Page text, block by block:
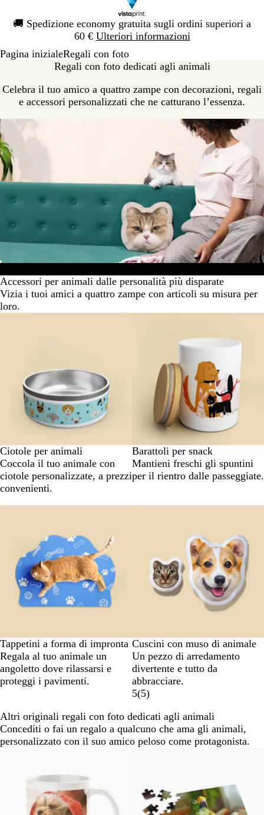
🚚 Spedizione economy gratuita sugli ordini superiori a
60 € Ulteriori informazioni
Diapositiva
1
Pagina inizialeRegali con foto
Regali con foto dedicati agli animali
Celebra il tuo amico a quattro zampe con decorazioni, regali
e accessori personalizzati che ne catturano l’essenza.
Accessori per animali dalle personalità più disparate
Vizia i tuoi amici a quattro zampe con articoli su misura per
loro.
Ciotole per animali
Coccola il tuo animale con
ciotole personalizzate, a prezzi
convenienti.
Barattoli per snack
Mantieni freschi gli spuntini
per il rientro dalle passeggiate.
Tappetini a forma di impronta
Regala al tuo animale un
angoletto dove rilassarsi e
proteggi i pavimenti.
Cuscini con muso di animale
Un pezzo di arredamento
divertente e tutto da
abbracciare.
5(5)
Altri originali regali con foto dedicati agli animali
Concediti o fai un regalo a qualcuno che ama gli animali,
personalizzato con il suo amico peloso come protagonista.